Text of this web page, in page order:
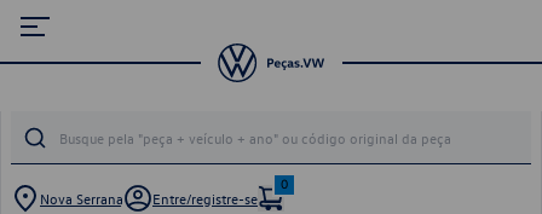
Nova Serrana Entre/registre-se
0